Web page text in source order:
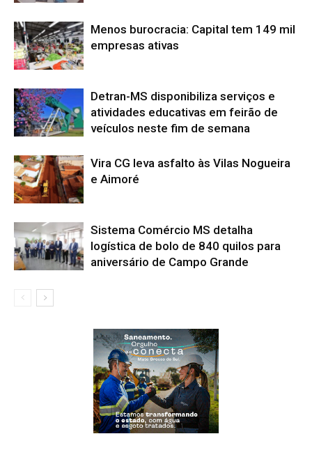
Menos burocracia: Capital tem 149 mil
empresas ativas
Detran-MS disponibiliza serviços e
atividades educativas em feirão de
veículos neste fim de semana
Vira CG leva asfalto às Vilas Nogueira
e Aimoré
Sistema Comércio MS detalha
logística de bolo de 840 quilos para
aniversário de Campo Grande